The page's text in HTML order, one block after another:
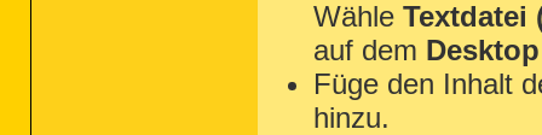
Wähle Textdatei
auf dem Desktop
Füge den Inhalt
hinzu.